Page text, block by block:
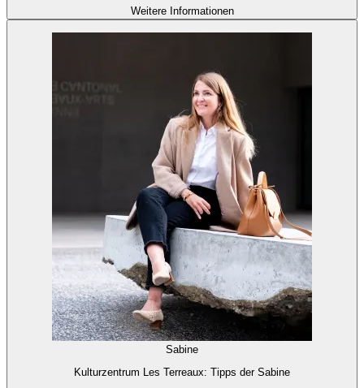
Weitere Informationen
Sabine
Kulturzentrum Les Terreaux: Tipps der Sabine